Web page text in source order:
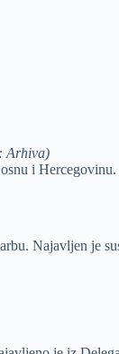
Arhiva)
i Hercegovinu.
Najavljen je